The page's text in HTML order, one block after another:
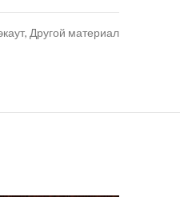
Другой материал